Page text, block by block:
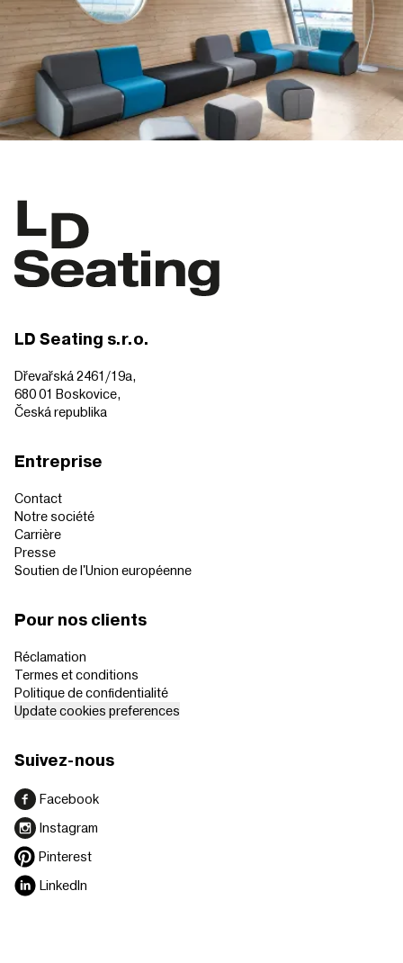
LD Seating s.r.o.
Dřevařská 2461/19a,
680 01 Boskovice,
Česká republika
Entreprise
Contact
Notre société
Carrière
Presse
Soutien de l'Union européenne
Pour nos clients
Réclamation
Termes et conditions
Politique de confidentialité
Update cookies preferences
Suivez-nous
Facebook
Instagram
Pinterest
LinkedIn